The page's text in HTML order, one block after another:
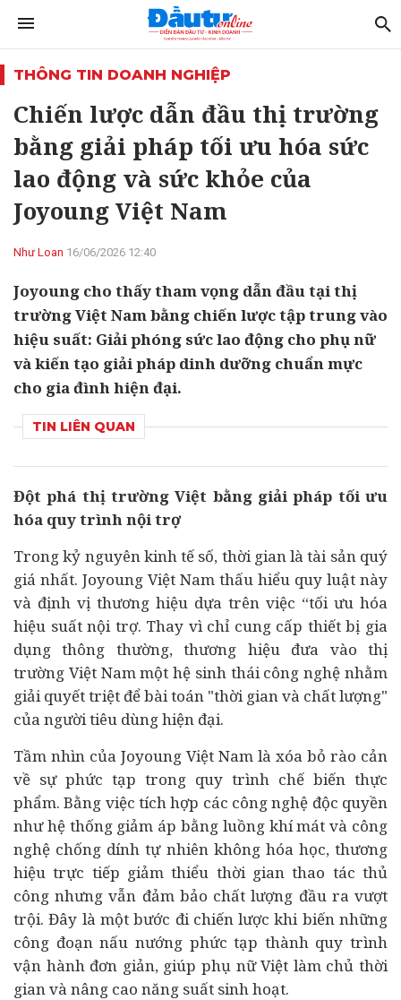
THÔNG TIN DOANH NGHIỆP
Chiến lược dẫn đầu thị trường
bằng giải pháp tối ưu hóa sức
lao động và sức khỏe của
Joyoung Việt Nam
Như Loan 16/06/2026 12:40
Joyoung cho thấy tham vọng dẫn đầu tại thị
trường Việt Nam bằng chiến lược tập trung vào
hiệu suất: Giải phóng sức lao động cho phụ nữ
và kiến tạo giải pháp dinh dưỡng chuẩn mực
cho gia đình hiện đại.
TIN LIÊN QUAN
Đột phá thị trường Việt bằng giải pháp tối ưu
hóa quy trình nội trợ
Trong kỷ nguyênkinh tế số, thời gian là tài sản quý
giá nhất. Joyoung Việt Nam thấu hiểu quy luật này
và định vị thương hiệu dựa trên việc “tối ưu hóa
hiệu suất nội trợ. Thay vì chỉ cung cấp thiết bị gia
dụng thông thường, thương hiệu đưa vào thị
trường Việt Nam một hệ sinh thái công nghệ nhằm
giải quyết triệt để bài toán "thời gian và chất lượng"
của ngườitiêu dùnghiện đại.
Tầm nhìn của Joyoung Việt Nam là xóa bỏ rào cản
về sự phức tạp trong quy trình chế biến thực
phẩm. Bằng việc tích hợp các công nghệ độc quyền
như hệ thống giảm áp bằng luồng khí mát và công
nghệ chống dính tự nhiên không hóa học, thương
hiệu trực tiếp giảm thiểu thời gian thao tác thủ
công nhưng vẫn đảm bảo chất lượng đầu ra vượt
trội. Đây là một bước đi chiến lược khi biến những
công đoạn nấu nướng phức tạp thành quy trình
vận hành đơn giản, giúp phụ nữ Việt làm chủ thời
gian và nâng cao năng suất sinh hoạt.